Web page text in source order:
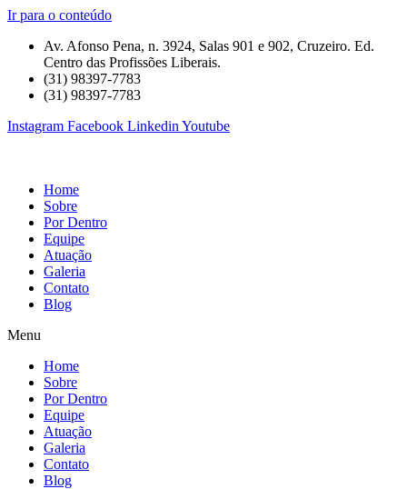
Ir para o conteúdo
Av. Afonso Pena, n. 3924, Salas 901 e 902, Cruzeiro. Ed.
Centro das Profissões Liberais.
(31) 98397-7783
(31) 98397-7783
Instagram Facebook Linkedin Youtube
Home
Sobre
Por Dentro
Equipe
Atuação
Galeria
Contato
Blog
Menu
Home
Sobre
Por Dentro
Equipe
Atuação
Galeria
Contato
Blog